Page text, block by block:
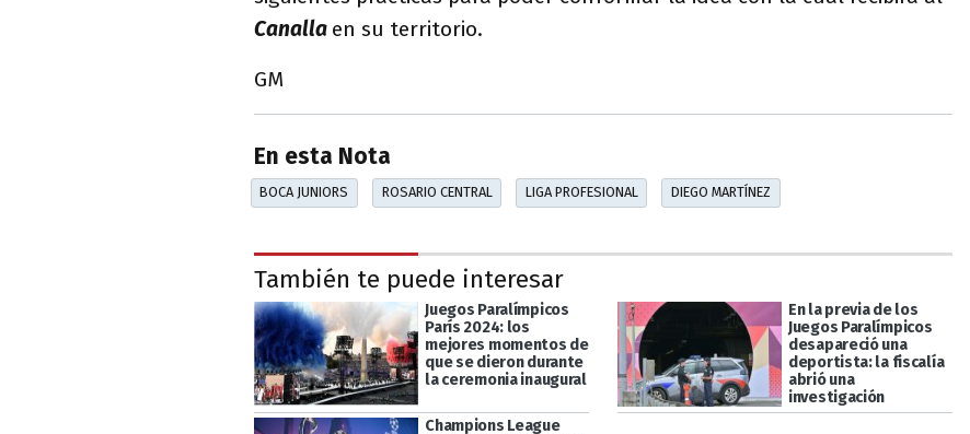
Canalla en su territorio.
GM
En esta Nota
BOCA JUNIORS ROSARIO CENTRAL LIGA PROFESIONAL DIEGO MARTÍNEZ
También te puede interesar
Juegos Paralímpicos
París 2024: los
mejores momentos de
que se dieron durante
la ceremonia inaugural
En la previa de los
Juegos Paralímpicos
desapareció una
deportista: la fiscalía
abrió una
investigación
Champions League